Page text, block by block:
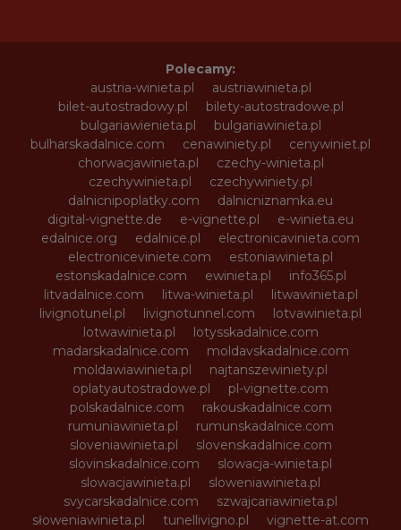
Polecamy:
austria-winieta.pl
austriawinieta.pl
bilet-autostradowy.pl
bilety-autostradowe.pl
bulgariawienieta.pl
bulgariawinieta.pl
bulharskadalnice.com
cenawiniety.pl
cenywiniet.pl
chorwacjawinieta.pl
czechy-winieta.pl
czechywinieta.pl
czechywiniety.pl
dalnicnipoplatky.com
dalnicniznamka.eu
digital-vignette.de
e-vignette.pl
e-winieta.eu
edalnice.org
edalnice.pl
electronicavinieta.com
electroniceviniete.com
estoniawinieta.pl
estonskadalnice.com
ewinieta.pl
info365.pl
litvadalnice.com
litwa-winieta.pl
litwawinieta.pl
livignotunel.pl
livignotunnel.com
lotvawinieta.pl
lotwawinieta.pl
lotysskadalnice.com
madarskadalnice.com
moldavskadalnice.com
moldawiawinieta.pl
najtanszewiniety.pl
oplatyautostradowe.pl
pl-vignette.com
polskadalnice.com
rakouskadalnice.com
rumuniawinieta.pl
rumunskadalnice.com
sloveniawinieta.pl
slovenskadalnice.com
slovinskadalnice.com
slowacja-winieta.pl
slowacjawinieta.pl
sloweniawinieta.pl
svycarskadalnice.com
szwajcariawinieta.pl
słoweniawinieta.pl
tunellivigno.pl
vignette-at.com